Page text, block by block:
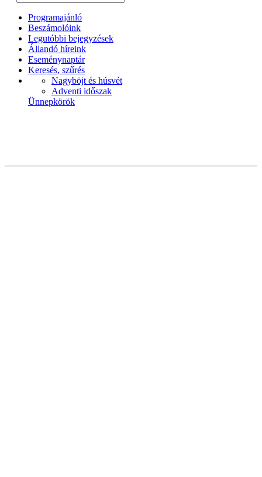
Programajánló
Beszámolóink
Legutóbbi bejegyzések
Állandó híreink
Eseménynaptár
Keresés, szűrés
Nagyböjt és húsvét
Adventi időszak
Ünnepkörök